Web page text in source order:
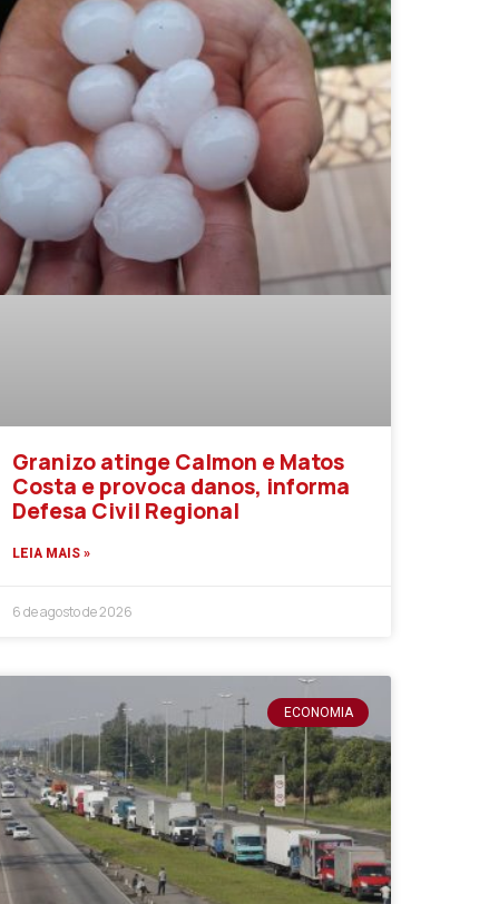
Granizo atinge Calmon e Matos
Costa e provoca danos, informa
Defesa Civil Regional
LEIA MAIS »
6 de agosto de 2026
ECONOMIA